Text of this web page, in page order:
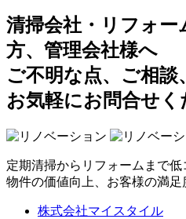
清掃会社・リフォー
方、管理会社様へ
ご不明な点、ご相
お気軽にお問合せく
定期清掃からリフォームまで
物件の価値向上、お客様の満足
株式会社マイスタイル